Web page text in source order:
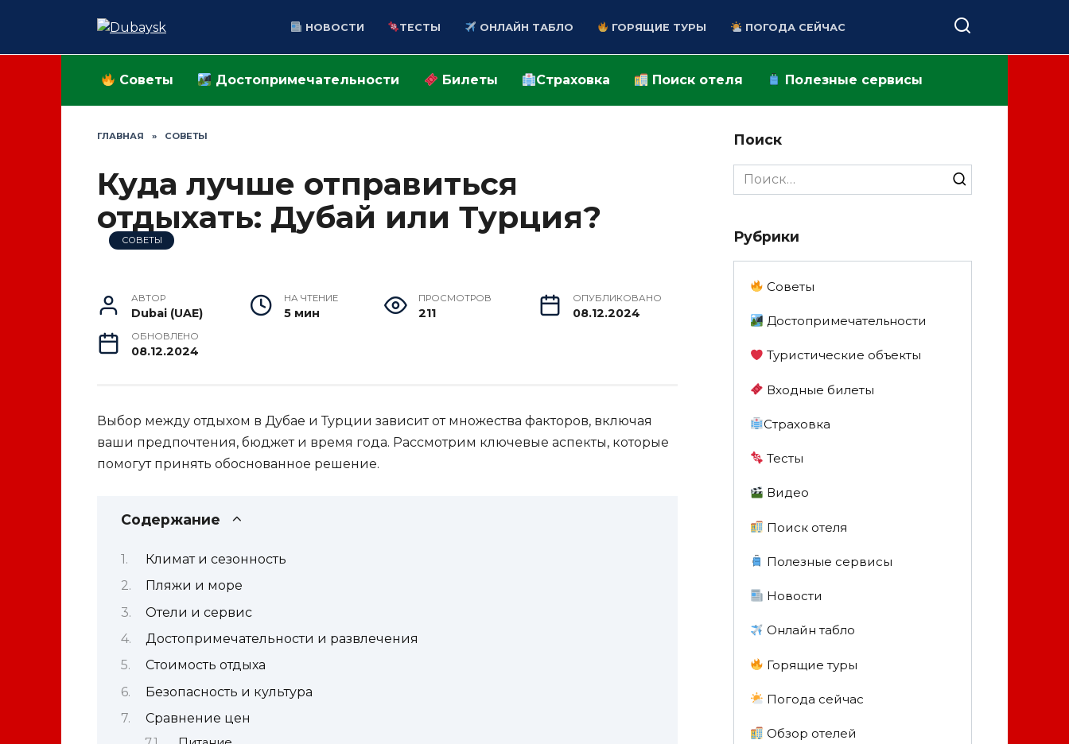
НОВОСТИ ТЕСТЫ ОНЛАЙН ТАБЛО ГОРЯЩИЕ ТУРЫ ПОГОДА СЕЙЧАС
Советы Достопримечательности Билеты Страховка Поиск отеля Полезные сервисы
ГЛАВНАЯ » СОВЕТЫ
Куда лучше отправиться
отдыхать: Дубай или Турция?
СОВЕТЫ
АВТОР
Dubai (UAE)
НА ЧТЕНИЕ
5 мин
ПРОСМОТРОВ
211
ОПУБЛИКОВАНО
08.12.2024
ОБНОВЛЕНО
08.12.2024
Выбор между отдыхом в Дубае и Турции зависит от множества факторов, включая
ваши предпочтения, бюджет и время года. Рассмотрим ключевые аспекты, которые
помогут принять обоснованное решение.
Содержание
Климат и сезонность
Пляжи и море
Отели и сервис
Достопримечательности и развлечения
Стоимость отдыха
Безопасность и культура
Сравнение цен
Поиск
Search
for:
Рубрики
Советы
Достопримечательности
Туристические объекты
Входные билеты
Страховка
Тесты
Видео
Поиск отеля
Полезные сервисы
Новости
Онлайн табло
Горящие туры
Погода сейчас
Обзор отелей